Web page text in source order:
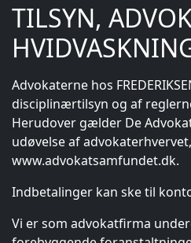
TILSYN,
Advokaterne hos
disciplinærtilsyn og af
Herudover gælder De
udøvelse af
www.advokatsamfundet.dk.
Indbetalinger kan ske til
Vi er som advokatfirma